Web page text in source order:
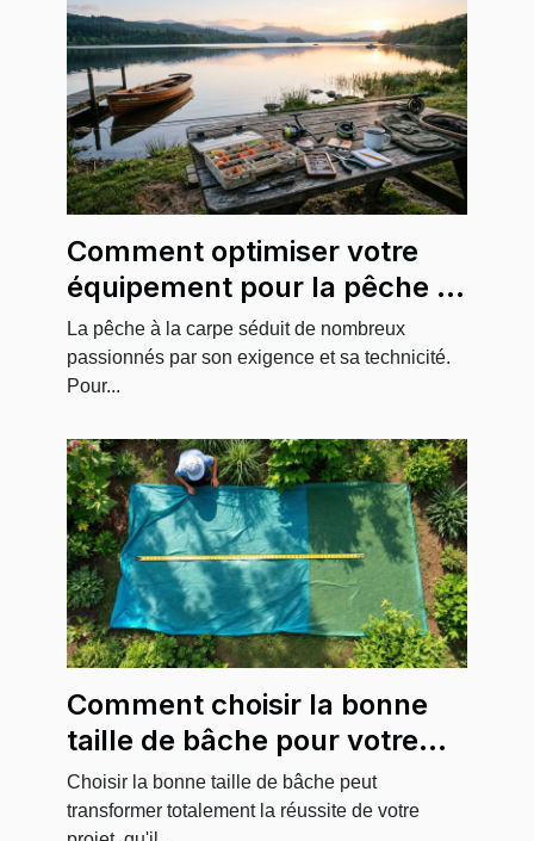
Comment optimiser votre
équipement pour la pêche à
la carpe ?
La pêche à la carpe séduit de nombreux
passionnés par son exigence et sa technicité.
Pour...
Comment choisir la bonne
taille de bâche pour votre
projet ?
Choisir la bonne taille de bâche peut
transformer totalement la réussite de votre